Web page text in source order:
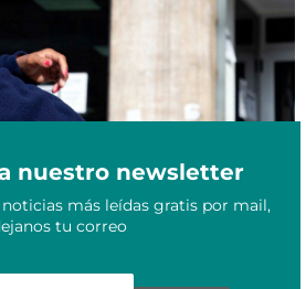
nuestro newsletter
más leídas gratis por mail,
tu correo